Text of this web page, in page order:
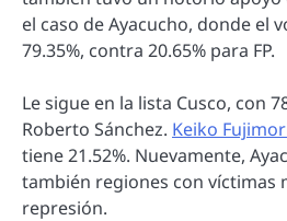
el caso de Ayacucho, donde el
79.35%, contra 20.65% para FP.
Le sigue en la lista Cusco, con
Roberto Sánchez. Keiko
tiene 21.52%. Nuevamente,
también regiones con víctimas
represión.